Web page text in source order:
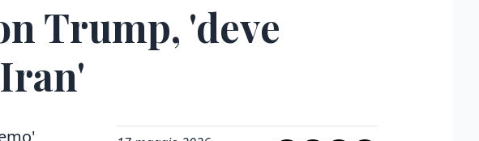
Trump, 'deve